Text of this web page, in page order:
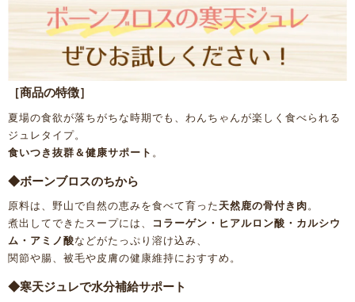
［商品の特徴］
夏場の食欲が落ちがちな時期でも、わんちゃんが楽しく食べられる
ジュレタイプ。
食いつき抜群＆健康サポート 。
◆ボーンブロスのちから
原料は、野山で自然の恵みを食べて育った天然鹿の骨付き肉。
煮出してできたスープには、
コラーゲン・ヒアルロン酸・カルシウ
ム・アミノ酸などがたっぷり溶け込み、
関節や腸、被毛や皮膚の健康維持におすすめ。
◆寒天ジュレで水分補給サポート